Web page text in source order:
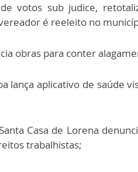
votos sub judice,
é reeleito no
obras para conter
lança aplicativo de saúde
Casa de Lorena
trabalhistas;